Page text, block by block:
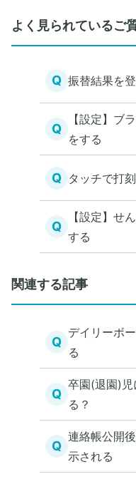
よく見られているご
Q 振替結果を
Q
【設定】ブ
をする
Q タッチで打
Q
【設定】せ
する
関連する記事
Q
デイリーボ
る
Q
卒園(退園)児
る？
Q
連絡帳公開
示される